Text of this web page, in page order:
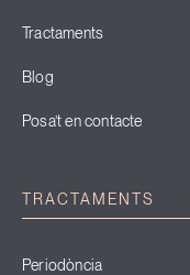
Tractaments
Blog
Posa’t en contacte
TRACTAMENTS
Periodòncia